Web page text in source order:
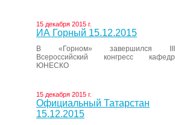
15 декабря 2015 г.
ИА Горный 15.12.2015
В «Горном» завершился III
Всероссийский конгресс кафедр
ЮНЕСКО
15 декабря 2015 г.
Официальный Татарстан
15.12.2015